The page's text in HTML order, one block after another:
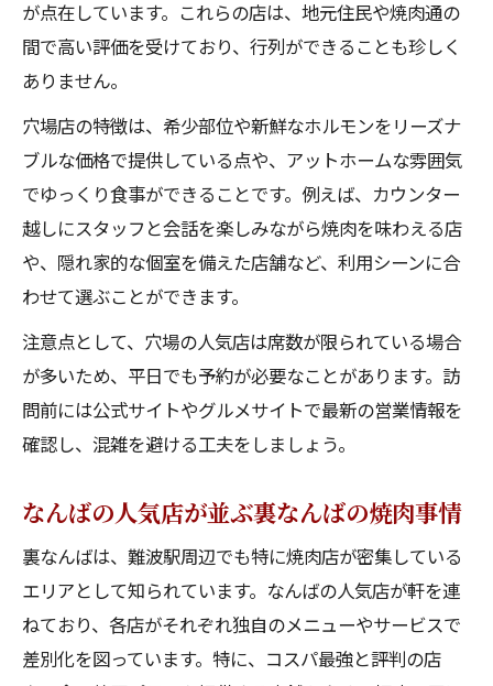
裏なんばで注目の焼肉となんばの人気店体
験談
安くて美味しい焼肉ならなんばの人気店へ
安くて美味しい焼肉はなんばの人気店で決
まり
なんば焼肉で満足度の高い人気店おすすめ
理由
裏なんばでコスパ抜群の焼肉人気店を探す
方法
難波焼肉 穴場人気店で味わう美味しさの秘
密
なんばの人気店で体験する安旨焼肉の魅力
自分好みの焼肉探しに役立つ裏難波ガイド
裏難波で好みの焼肉を見つける人気店ガイ
ド
なんばの人気店で叶う理想の焼肉体験術
焼肉好き必見の裏難波人気店厳選ポイント
が点在しています。これらの店は、地元住民や焼肉通の
間で高い評価を受けており、行列ができることも珍しく
ありません。
穴場店の特徴は、希少部位や新鮮なホルモンをリーズナ
ブルな価格で提供している点や、アットホームな雰囲気
でゆっくり食事ができることです。例えば、カウンター
越しにスタッフと会話を楽しみながら焼肉を味わえる店
や、隠れ家的な個室を備えた店舗など、利用シーンに合
わせて選ぶことができます。
注意点として、穴場の人気店は席数が限られている場合
が多いため、平日でも予約が必要なことがあります。訪
問前には公式サイトやグルメサイトで最新の営業情報を
確認し、混雑を避ける工夫をしましょう。
なんばの人気店が並ぶ裏なんばの焼肉事情
裏なんばは、難波駅周辺でも特に焼肉店が密集している
エリアとして知られています。なんばの人気店が軒を連
ねており、各店がそれぞれ独自のメニューやサービスで
差別化を図っています。特に、コスパ最強と評判の店